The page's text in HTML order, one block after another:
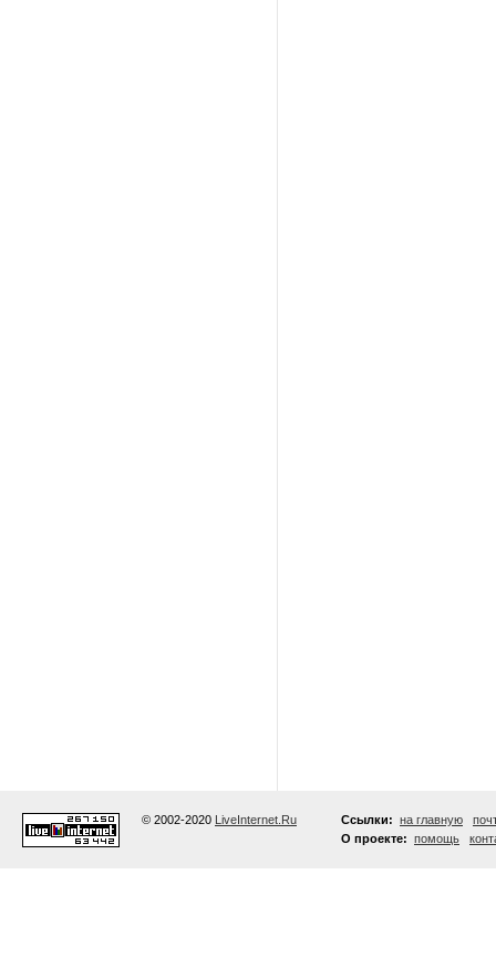
© 2002-2020 LiveInternet.Ru Ссылки: на главную
О проекте: помощь